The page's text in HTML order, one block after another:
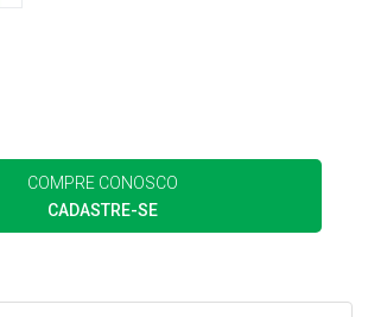
COMPRE CONOSCO
CADASTRE-SE